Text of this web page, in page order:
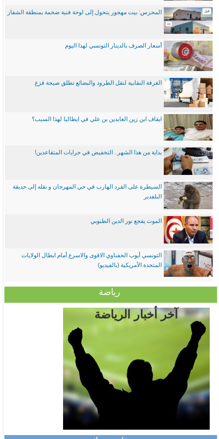
المحرس: بيت مهجور يتحول إلى لوحة فنية ضخمة بمنطقة الشفار
أسعار الصرف بالدينار التونسي لهذا اليوم
الغرفة النقابية لنقل الطرود والبضائع تطلق صيحة فزع
ايقاف ابن زين العابدين بن علي في ايطاليا لهذا السبب؟
بداية من هذا الشهر.. التخفيض في جرايات المتقاعدين!
السيطرة على القرد الهارب في حي المهرجان و نقله إلى حديقة
البلفدير
الموت يفجع نور الدين الطبوبي
التونسي أيوب الحفناوي الاقوى والاسرع أمام ابطال الولايات
المتحدة الأمريكية (بالفيديو)
رياضة
آخر أخبار الرياضة